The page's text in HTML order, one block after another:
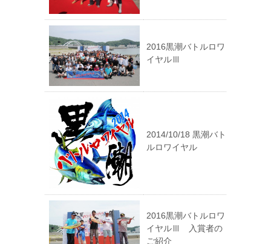
2016黒潮バトルロワ
イヤルⅢ
2014/10/18 黒潮バト
ルロワイヤル
2016黒潮バトルロワ
イヤルⅢ 入賞者の
ご紹介